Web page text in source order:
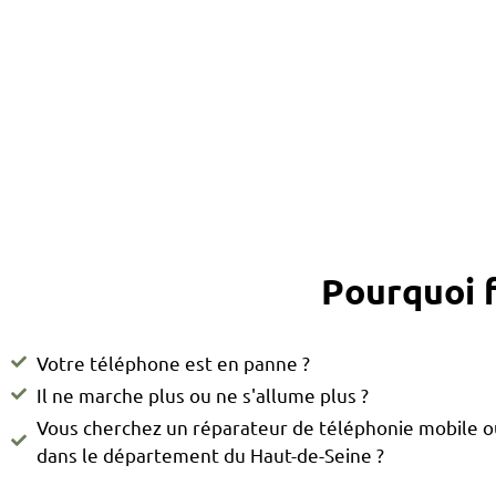
Pourquoi
Votre téléphone est en panne ?
Il ne marche plus ou ne s'allume plus ?
Vous cherchez un réparateur de téléphonie mobile
dans le département du Haut-de-Seine ?